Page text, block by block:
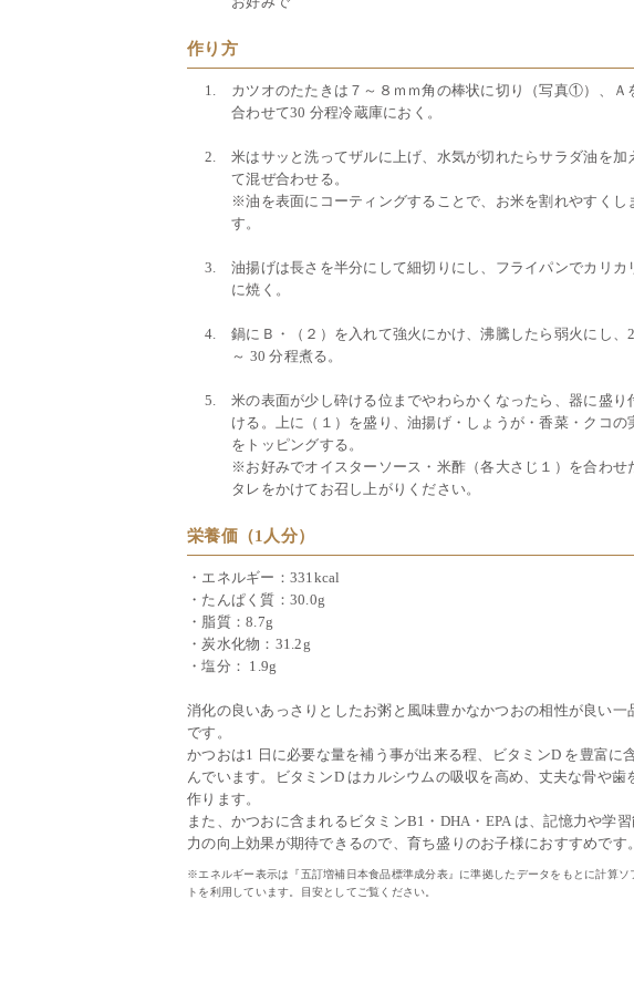
作り方
カツオのたたきは７～８ｍｍ角の棒状に切り（写真①）、Ａ
合わせて30 分程冷蔵庫におく。
米はサッと洗ってザルに上げ、水気が切れたらサラダ油を加
て混ぜ合わせる。
※油を表面にコーティングすることで、お米を割れやすくし
す。
油揚げは長さを半分にして細切りにし、フライパンでカリカ
に焼く。
鍋にＢ・（２）を入れて強火にかけ、沸騰したら弱火にし、
～ 30 分程煮る。
米の表面が少し砕ける位までやわらかくなったら、器に盛り
ける。上に（１）を盛り、油揚げ・しょうが・香菜・クコの
をトッピングする。
※お好みでオイスターソース・米酢（各大さじ１）を合わせ
タレをかけてお召し上がりください。
栄養価（1人分）
・エネルギー：331kcal
・たんぱく質：30.0g
・脂質：8.7g
・炭水化物：31.2g
・塩分： 1.9g
消化の良いあっさりとしたお粥と風味豊かなかつおの相性が良い一
です。
かつおは1 日に必要な量を補う事が出来る程、ビタミンD を豊富に
んでいます。ビタミンD はカルシウムの吸収を高め、丈夫な骨や歯
作ります。
また、かつおに含まれるビタミンB1・DHA・EPA は、記憶力や学
力の向上効果が期待できるので、育ち盛りのお子様におすすめです。
※エネルギー表示は『五訂増補日本食品標準成分表』に準拠したデータをもとに計算ソ
トを利用しています。目安としてご覧ください。